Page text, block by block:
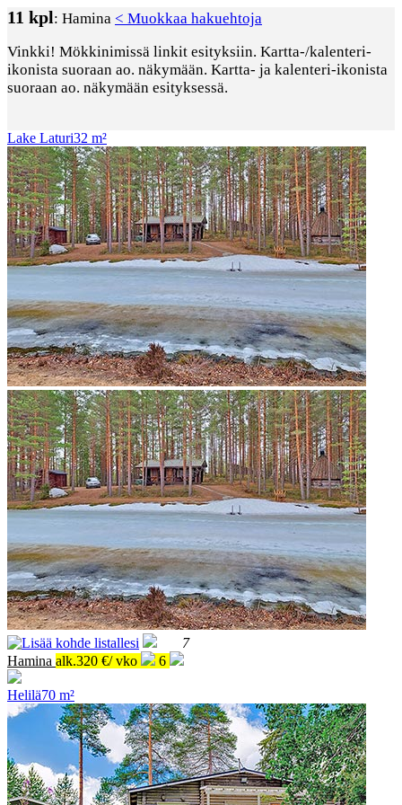
11 kpl: Hamina < Muokkaa hakuehtoja
Vinkki! Mökkinimissä linkit esityksiin. Kartta-/kalenteri-
ikonista suoraan ao. näkymään. Kartta- ja kalenteri-ikonista
suoraan ao. näkymään esityksessä.
Lake Laturi32 m²
7
Hamina alk.320 €/ vko 6
Helilä70 m²